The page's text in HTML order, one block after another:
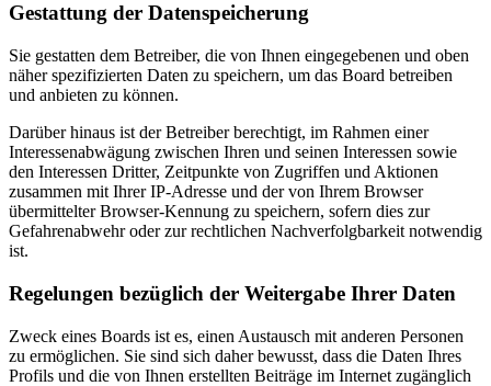
Gestattung der Datenspeicherung
Sie gestatten dem Betreiber, die von Ihnen eingegebenen und oben
näher spezifizierten Daten zu speichern, um das Board betreiben
und anbieten zu können.
Darüber hinaus ist der Betreiber berechtigt, im Rahmen einer
Interessenabwägung zwischen Ihren und seinen Interessen sowie
den Interessen Dritter, Zeitpunkte von Zugriffen und Aktionen
zusammen mit Ihrer IP-Adresse und der von Ihrem Browser
übermittelter Browser-Kennung zu speichern, sofern dies zur
Gefahrenabwehr oder zur rechtlichen Nachverfolgbarkeit notwendig
ist.
Regelungen bezüglich der Weitergabe Ihrer Daten
Zweck eines Boards ist es, einen Austausch mit anderen Personen
zu ermöglichen. Sie sind sich daher bewusst, dass die Daten Ihres
Profils und die von Ihnen erstellten Beiträge im Internet zugänglich